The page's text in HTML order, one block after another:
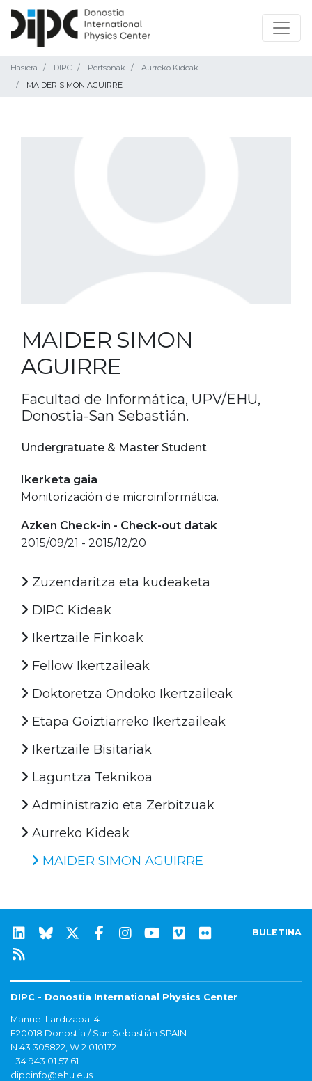
Hasiera DIPC Pertsonak
Aurreko Kideak
MAIDER SIMON AGUIRRE
MAIDER SIMON
AGUIRRE
Facultad de Informática, UPV/EHU,
Donostia-San Sebastián.
Undergratuate & Master Student
Ikerketa gaia
Monitorización de microinformática.
Azken Check-in - Check-out datak
2015/09/21 - 2015/12/20
Zuzendaritza eta kudeaketa
DIPC Kideak
Ikertzaile Finkoak
Fellow Ikertzaileak
Doktoretza Ondoko Ikertzaileak
Etapa Goiztiarreko Ikertzaileak
Ikertzaile Bisitariak
Laguntza Teknikoa
Administrazio eta Zerbitzuak
Aurreko Kideak
MAIDER SIMON AGUIRRE
BULETINA
DIPC - Donostia International Physics Center
Manuel Lardizabal 4
E20018 Donostia / San Sebastián SPAIN
N 43.305822, W 2.010172
+34 943 01 57 61
dipcinfo@ehu.eus